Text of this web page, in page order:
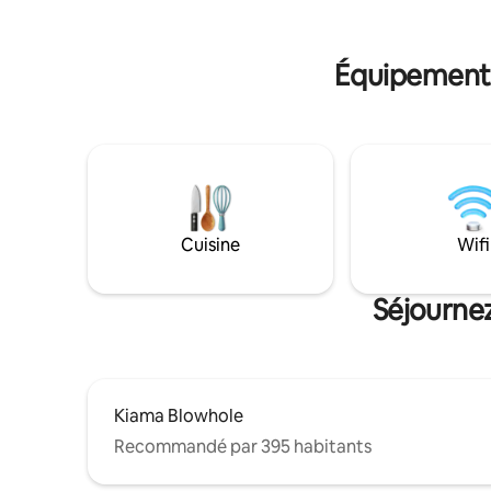
profiter du temps sur les plages de la
région où les chiens sont acceptés.
Cuisine Wifi
Kiama Blowhole
Recommandé par 395 habitants